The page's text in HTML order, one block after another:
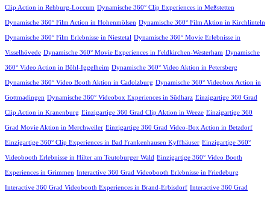
Clip Action in Rehburg-Loccum Dynamische 360° Clip Experiences in Meßstetten
Dynamische 360° Film Action in Hohenmölsen Dynamische 360° Film Aktion in Kirchlinteln
Dynamische 360° Film Erlebnisse in Niestetal Dynamische 360° Movie Erlebnisse in
Visselhövede Dynamische 360° Movie Experiences in Feldkirchen-Westerham Dynamische
360° Video Action in Böhl-Iggelheim Dynamische 360° Video Aktion in Petersberg
Dynamische 360° Video Booth Aktion in Cadolzburg Dynamische 360° Videobox Action in
Gottmadingen Dynamische 360° Videobox Experiences in Südharz Einzigartige 360 Grad
Clip Action in Kranenburg Einzigartige 360 Grad Clip Aktion in Weeze Einzigartige 360
Grad Movie Aktion in Merchweiler Einzigartige 360 Grad Video-Box Action in Betzdorf
Einzigartige 360° Clip Experiences in Bad Frankenhausen Kyffhäuser Einzigartige 360°
Videobooth Erlebnisse in Hilter am Teutoburger Wald Einzigartige 360° Video Booth
Experiences in Grimmen Interactive 360 Grad Videobooth Erlebnisse in Friedeburg
Interactive 360 Grad Videobooth Experiences in Brand-Erbisdorf Interactive 360 Grad